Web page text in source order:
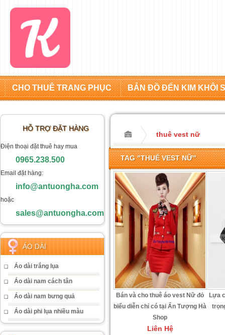
CHO THUÊ TRANG PHỤC BẢN ĐỒ ĐẾN KIM KHÔI
HỖ TRỢ ĐẶT HÀNG
Điện thoại đặt thuê hay mua
0965.238.500
Email đặt hàng:
info@antuongha.com
hoặc
sales@antuongha.com
ÁO DÀI
Áo dài trắng lụa
Áo dài nam cách tân
Áo dài nam bưng quả
Áo dài phi lụa nhiều màu
thuê vest nữ
TAG "THUÊ VEST NỮ"
Bán và cho thuê áo vest Nữ đỏ
biểu diễn chỉ có tại Ấn Tượng Hà
Shop
Liên Hệ
Lựa